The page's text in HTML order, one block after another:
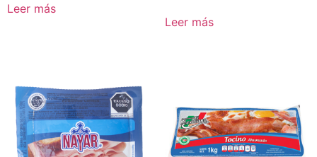
Leer más
Leer más